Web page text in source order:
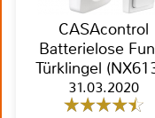
CASAcontrol
Batterielose
Türklingel
31.03.2020